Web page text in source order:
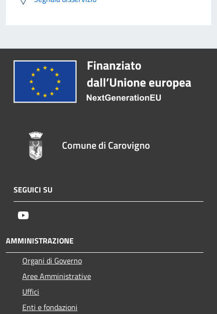
Comune di Carovigno
SEGUICI SU
AMMINISTRAZIONE
Organi di Governo
Aree Amministrative
Uffici
Enti e fondazioni